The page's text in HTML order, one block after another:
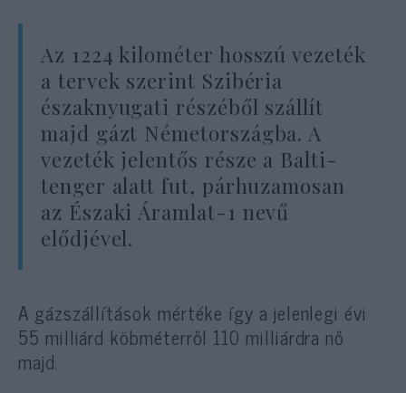
Az 1224 kilométer hosszú vezeték
a tervek szerint Szibéria
északnyugati részéből szállít
majd gázt Németországba. A
vezeték jelentős része a Balti-
tenger alatt fut, párhuzamosan
az Északi Áramlat-1 nevű
elődjével.
A gázszállítások mértéke így a jelenlegi évi
55 milliárd köbméterről 110 milliárdra nő
majd.